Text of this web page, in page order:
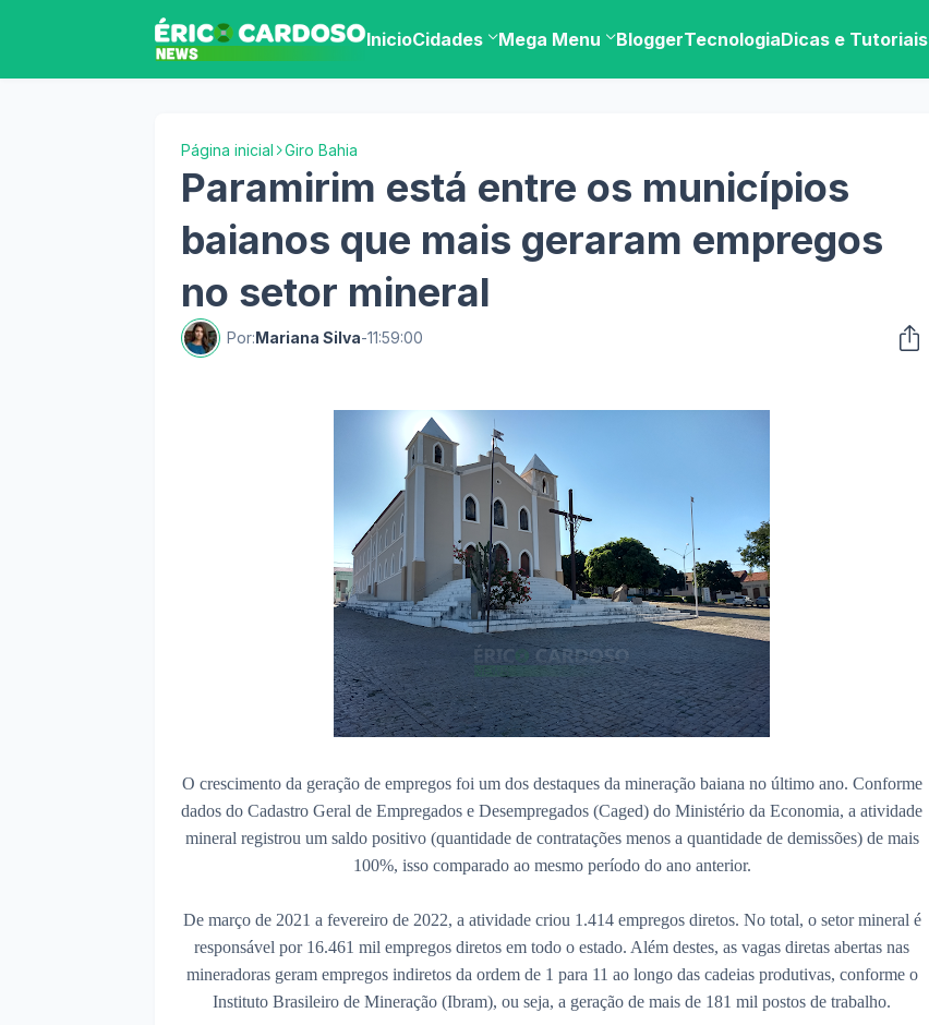
InicioCidades Mega Menu BloggerTecnologiaDicas e Tutoriais
Página inicial Giro Bahia
Paramirim está entre os municípios
baianos que mais geraram empregos
no setor mineral
Por:Mariana Silva-11:59:00
O crescimento da geração de empregos foi um dos destaques da mineração baiana no último ano. Conforme
dados do Cadastro Geral de Empregados e Desempregados (Caged) do Ministério da Economia, a atividade
mineral registrou um saldo positivo (quantidade de contratações menos a quantidade de demissões) de mais
100%, isso comparado ao mesmo período do ano anterior.
De março de 2021 a fevereiro de 2022, a atividade criou 1.414 empregos diretos. No total, o setor mineral é
responsável por 16.461 mil empregos diretos em todo o estado. Além destes, as vagas diretas abertas nas
mineradoras geram empregos indiretos da ordem de 1 para 11 ao longo das cadeias produtivas, conforme o
Instituto Brasileiro de Mineração (Ibram), ou seja, a geração de mais de 181 mil postos de trabalho.